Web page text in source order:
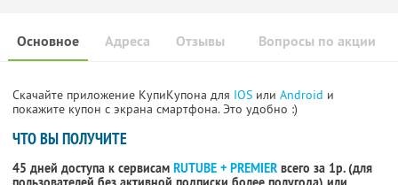
Основное Отзывы Вопросы по акции
Адреса
Скачайте приложение КупиКупона для IOS или Android и
покажите купон с экрана смартфона. Это удобно :)
ЧТО ВЫ ПОЛУЧИТЕ
45 дней доступа к сервисам RUTUBE + PREMIER всего за 1р. (для